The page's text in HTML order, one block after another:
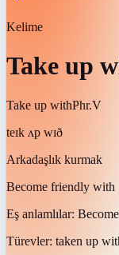
Kelime
Take up
Take up withPhr.V
teɪk ʌp wɪð
Arkadaşlık kurmak
Become friendly with
Eş anlamlılar:
Türevler: taken up